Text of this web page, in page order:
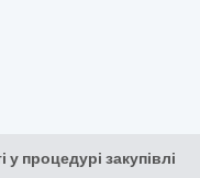
процедурі закупівлі